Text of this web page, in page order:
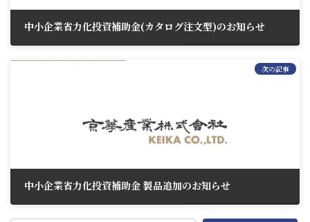
中小企業省力化投資補助金(カタログ注文型)のお知らせ
次の記事
中小企業省力化投資補助金 製品追加のお知らせ